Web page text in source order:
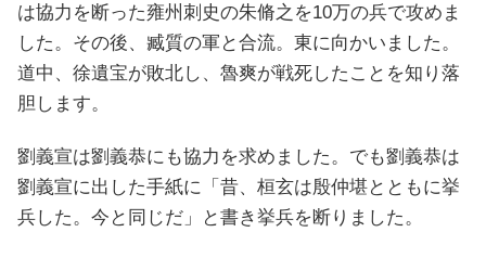
は協力を断った雍州刺史の朱脩之を10万の兵で攻めま
した。その後、臧質の軍と合流。東に向かいました。
道中、徐遺宝が敗北し、魯爽が戦死したことを知り落
胆します。
劉義宣は劉義恭にも協力を求めました。でも劉義恭は
劉義宣に出した手紙に「昔、桓玄は殷仲堪とともに挙
兵した。今と同じだ」と書き挙兵を断りました。